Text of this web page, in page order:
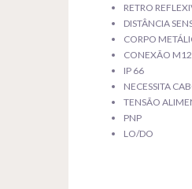
RETRO
DISTÂNCIA
CORPO
CONEXÃO
IP 66
NECESSITA
TENSÃO
PNP
LO/DO